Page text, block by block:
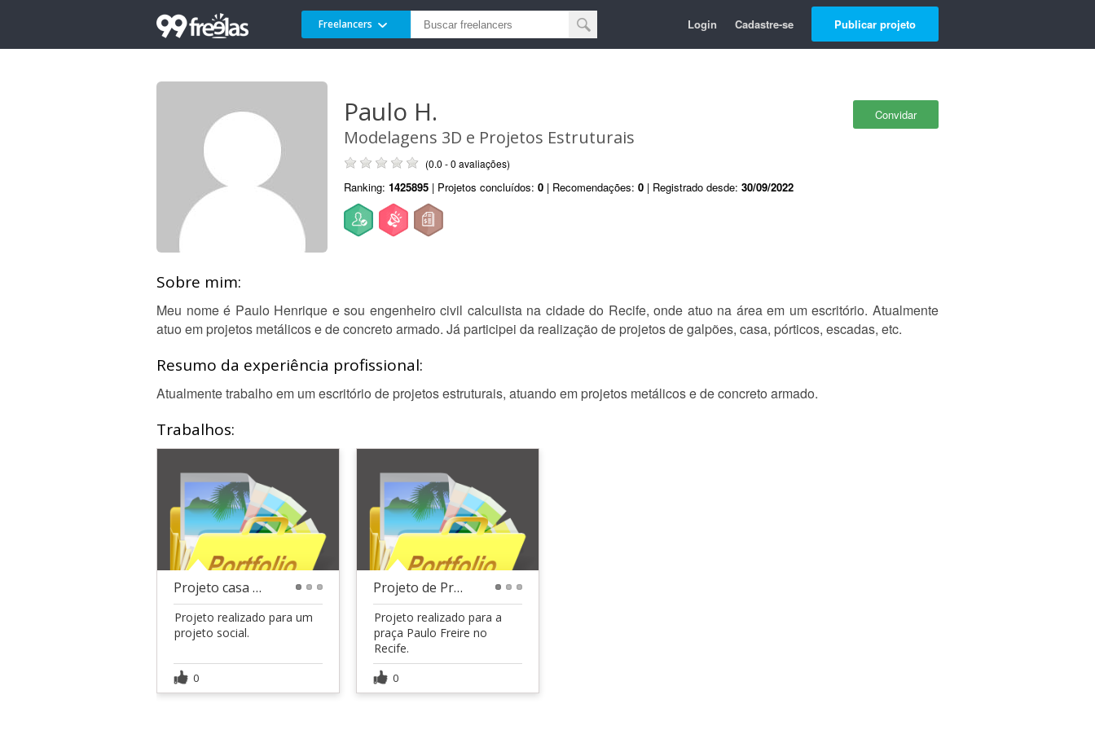
Freelancers Login Cadastre-se Publicar projeto
Convidar
Paulo H.
Modelagens 3D e Projetos Estruturais
(0.0 - 0 avaliações)
Ranking: 1425895 | Projetos concluídos: 0 | Recomendações: 0 | Registrado desde: 30/09/2022
Sobre mim:
Meu nome é Paulo Henrique e sou engenheiro civil calculista na cidade do Recife, onde atuo na área em um escritório. Atualmente
atuo em projetos metálicos e de concreto armado. Já participei da realização de projetos de galpões, casa, pórticos, escadas, etc.
Resumo da experiência profissional:
Atualmente trabalho em um escritório de projetos estruturais, atuando em projetos metálicos e de concreto armado.
Trabalhos:
Projeto casa popular
Projeto realizado para um
projeto social.
0
Projeto de Praça Pública (Paulo Freire)
Projeto realizado para a
praça Paulo Freire no
Recife.
0